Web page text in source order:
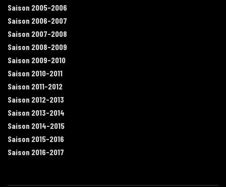
Saison 2005-2006
Saison 2006-2007
Saison 2007-2008
Saison 2008-2009
Saison 2009-2010
Saison 2010-2011
Saison 2011-2012
Saison 2012-2013
Saison 2013-2014
Saison 2014-2015
Saison 2015-2016
Saison 2016-2017